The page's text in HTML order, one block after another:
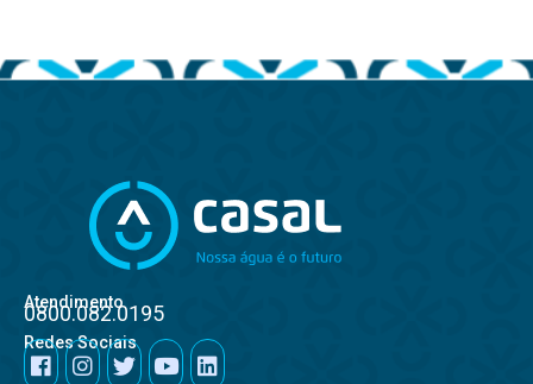
Atendimento
0800.082.0195
Redes Sociais